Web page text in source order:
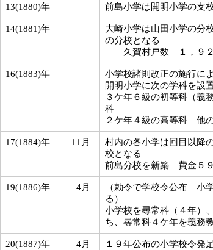
13(1880)年 前島小学は開明小学の支
14(1881)年
大崎小学は山田小学の分
の分校となる
久賀村戸数 １，９２
16(1883)年
小学校諸則改正の施行に
開明小学に次の学科を設
３ケ年６級の初等科（
科
２ケ年４級の高等科 他
17(1884)年 11月
村内の各小学は回目以降
校となる
前島分校を新築 費金５
19(1886)年 4月
（勅令で学校令公布 小
る）
小学校を尋常科（４年）
ち、尋常科４ケ年を義務
20(1887)年 4月
１９年公布の小学校令